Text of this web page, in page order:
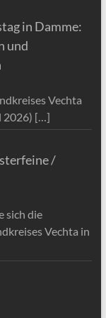
in Damme:
und
Vechta
2026) […]
/
sich die
Vechta in